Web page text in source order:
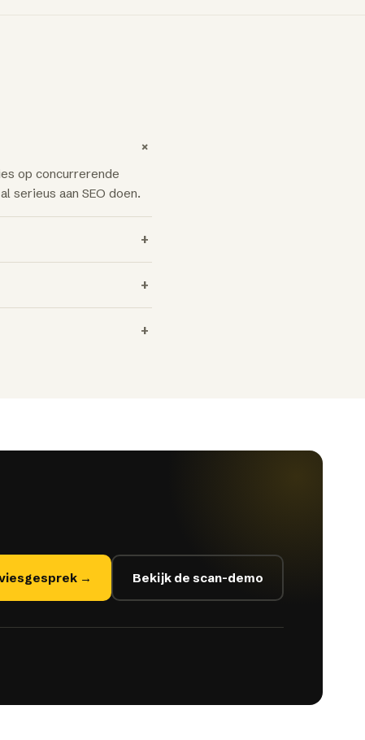
+
op concurrerende
serieus aan SEO doen.
+
+
+
→ Bekijk de scan-demo